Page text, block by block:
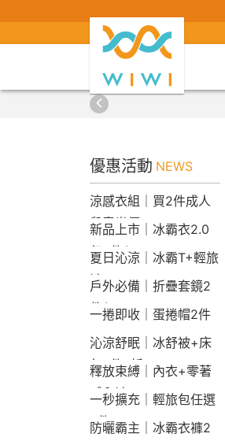
優惠活動 NEWS
涼感衣組｜買2件成人
兒童半價
新品上市｜冰霸衣2.0
任2件$2290
夏日沁涼｜冰霸T+輕旅
褲
戶外必備｜折疊套鏡2
件$1790
一捲即收｜蛋捲帽2件
1790
沁涼舒眠｜冰舒被+床
包2件9折
釋放束縛｜內衣+零著
感內褲
一秒擴充｜輕旅包任選
2件2190
防曬霸主｜冰霸衣褲2